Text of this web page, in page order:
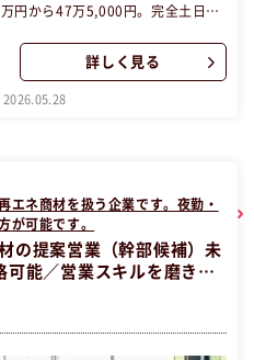
円から47万5,000円。完全土日祝
持って働けます。リーダー候補や
です。交通費支給やインセンティ
求人は東京都港区正社員営業の昼
詳しく見る
2026.05.28
エネ商材を扱う企業です。夜勤・
が可能です。
の提案営業（幹部候補）未
能／営業スキルを磨きな
！初めての昼職でもOK